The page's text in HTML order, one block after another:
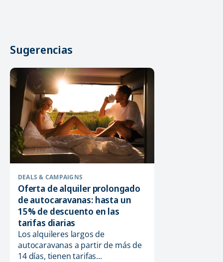
Sugerencias
DEALS & CAMPAIGNS
Oferta de alquiler prolongado
de autocaravanas: hasta un
15% de descuento en las
tarifas diarias
Los alquileres largos de
autocaravanas a partir de más de
14 días, tienen tarifas...